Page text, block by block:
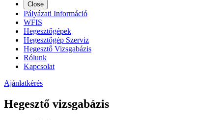
Close
Pályázati Információ
WFIS
Hegesztőgépek
Hegesztőgép Szerviz
Hegesztő Vizsgabázis
Rólunk
Kapcsolat
Ajánlatkérés
Hegesztő vizsgabázis